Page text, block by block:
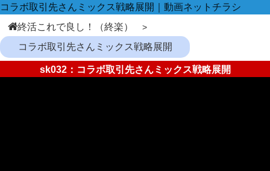
コラボ取引先さんミックス戦略展開｜動画ネットチラシ
終活これで良し！（終楽）
コラボ取引先さんミックス戦略展開
sk032：コラボ取引先さんミックス戦略展開